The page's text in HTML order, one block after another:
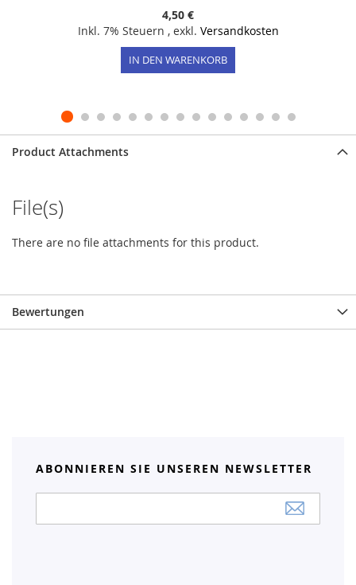
4,50 €
Inkl. 7% Steuern , exkl. Versandkosten
IN DEN WARENKORB
Product Attachments
File(s)
There are no file attachments for this product.
Bewertungen
ABONNIEREN SIE UNSEREN NEWSLETTER
Newsletter: